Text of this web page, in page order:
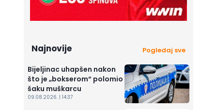
Najnovije Pogledaj sve
Bijeljinac uhapšen nakon
što je „bokserom“ polomio
šaku muškarcu
09.08.2026. | 14:37